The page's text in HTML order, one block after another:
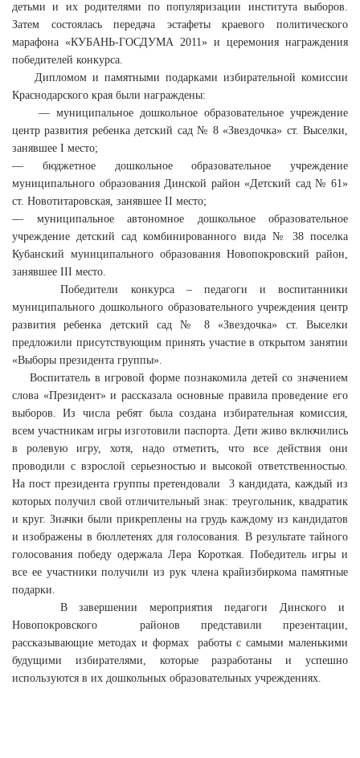
детьми и их родителями по популяризации института выборов.
Затем состоялась передача эстафеты краевого политического
марафона «КУБАНЬ-ГОСДУМА 2011» и церемония награждения
победителей конкурса.
Дипломом и памятными подарками избирательной комиссии
Краснодарского края были награждены:
— муниципальное дошкольное образовательное учреждение
центр развития ребенка детский сад № 8 «Звездочка» ст. Выселки,
занявшее I место;
— бюджетное дошкольное образовательное учреждение
муниципального образования Динской район «Детский сад № 61»
ст. Новотитаровская, занявшее II место;
— муниципальное автономное дошкольное образовательное
учреждение детский сад комбинированного вида № 38 поселка
Кубанский муниципального образования Новопокровский район,
занявшее III место.
Победители конкурса – педагоги и воспитанники
муниципального дошкольного образовательного учреждения центр
развития ребенка детский сад № 8 «Звездочка» ст. Выселки
предложили присутствующим принять участие в открытом занятии
«Выборы президента группы».
Воспитатель в игровой форме познакомила детей со значением
слова «Президент» и рассказала основные правила проведение его
выборов. Из числа ребят была создана избирательная комиссия,
всем участникам игры изготовили паспорта. Дети живо включились
в ролевую игру, хотя, надо отметить, что все действия они
проводили с взрослой серьезностью и высокой ответственностью.
На пост президента группы претендовали 3 кандидата, каждый из
которых получил свой отличительный знак: треугольник, квадратик
и круг. Значки были прикреплены на грудь каждому из кандидатов
и изображены в бюллетенях для голосования. В результате тайного
голосования победу одержала Лера Короткая. Победитель игры и
все ее участники получили из рук члена крайизбиркома памятные
подарки.
В завершении мероприятия педагоги Динского и
Новопокровского районов представили презентации,
рассказывающие методах и формах работы с самыми маленькими
будущими избирателями, которые разработаны и успешно
используются в их дошкольных образовательных учреждениях.